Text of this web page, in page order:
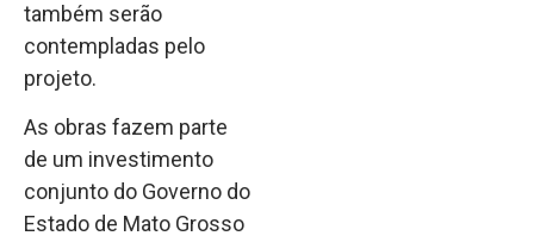
também serão
contempladas pelo
projeto.
As obras fazem parte
de um investimento
conjunto do Governo do
Estado de Mato Grosso